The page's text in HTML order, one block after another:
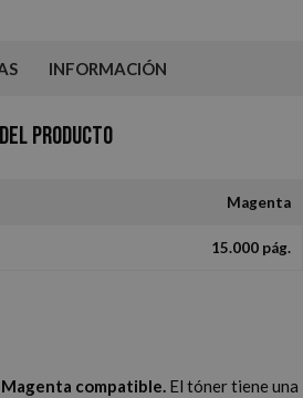
INFORMACIÓN
Producto
Magenta
15.000 pág.
compatible. El tóner tiene una